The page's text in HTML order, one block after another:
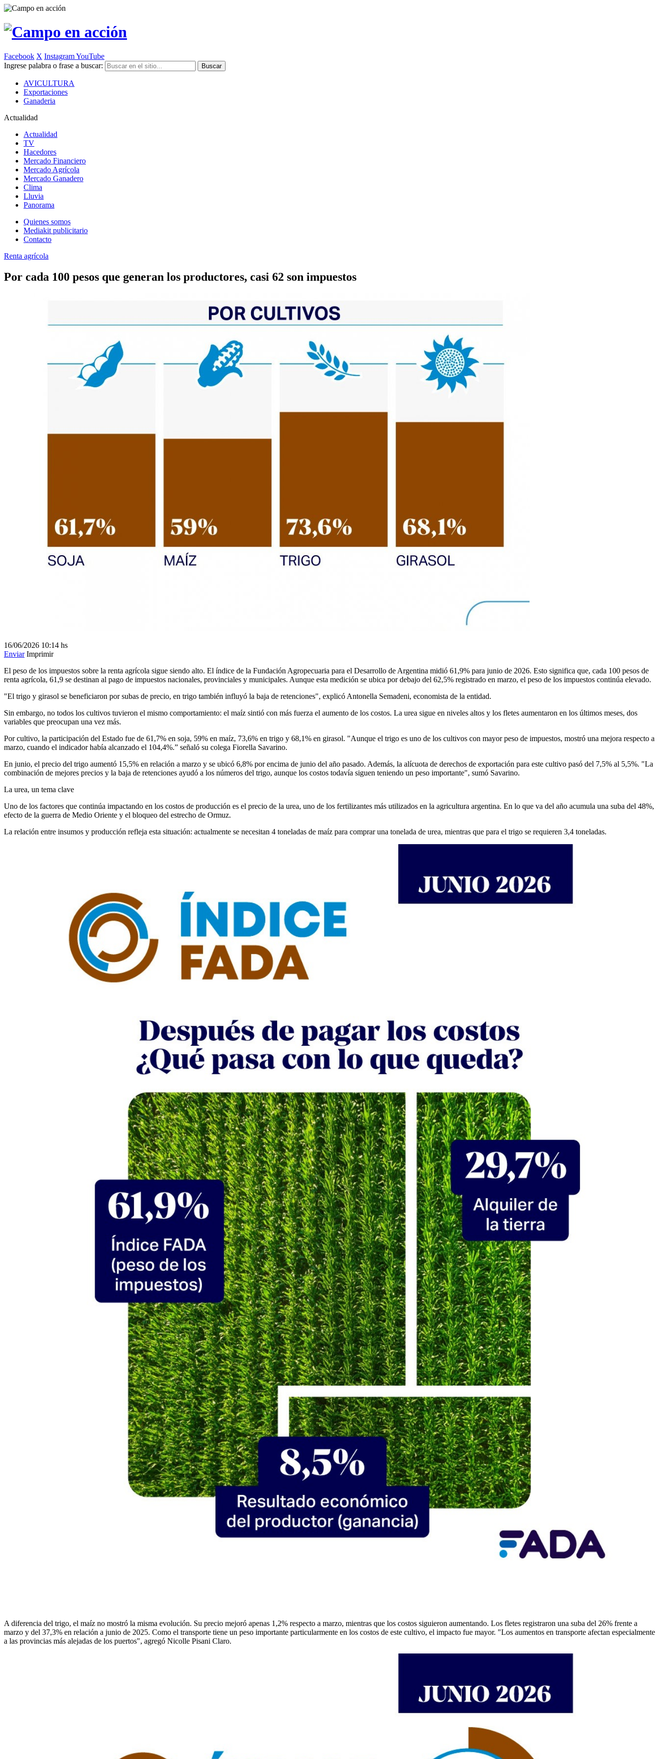
Facebook X InstagramYouTube
Ingrese palabra o frase a buscar:
AVICULTURA
Exportaciones
Ganaderia
Actualidad
Actualidad
TV
Hacedores
Mercado Financiero
Mercado Agrícola
Mercado Ganadero
Clima
Lluvia
Panorama
Quienes somos
Mediakit publicitario
Contacto
Renta agrícola
Por cada 100 pesos que generan los productores, casi 62 son impuestos
16/06/2026 10:14 hs
Enviar Imprimir
El peso de los impuestos sobre la renta agrícola sigue siendo alto. El índice de la Fundación Agropecuaria para el Desarrollo de Argentina midió 61,9% para junio de 2026. Esto significa que, cada 100 pesos de
renta agrícola, 61,9 se destinan al pago de impuestos nacionales, provinciales y municipales. Aunque esta medición se ubica por debajo del 62,5% registrado en marzo, el peso de los impuestos continúa elevado.
"El trigo y girasol se beneficiaron por subas de precio, en trigo también influyó la baja de retenciones", explicó Antonella Semadeni, economista de la entidad.
Sin embargo, no todos los cultivos tuvieron el mismo comportamiento: el maíz sintió con más fuerza el aumento de los costos. La urea sigue en niveles altos y los fletes aumentaron en los últimos meses, dos
variables que preocupan una vez más.
Por cultivo, la participación del Estado fue de 61,7% en soja, 59% en maíz, 73,6% en trigo y 68,1% en girasol. "Aunque el trigo es uno de los cultivos con mayor peso de impuestos, mostró una mejora respecto a
marzo, cuando el indicador había alcanzado el 104,4%.” señaló su colega Fiorella Savarino.
En junio, el precio del trigo aumentó 15,5% en relación a marzo y se ubicó 6,8% por encima de junio del año pasado. Además, la alícuota de derechos de exportación para este cultivo pasó del 7,5% al 5,5%. "La
combinación de mejores precios y la baja de retenciones ayudó a los números del trigo, aunque los costos todavía siguen teniendo un peso importante", sumó Savarino.
La urea, un tema clave
Uno de los factores que continúa impactando en los costos de producción es el precio de la urea, uno de los fertilizantes más utilizados en la agricultura argentina. En lo que va del año acumula una suba del 48%,
efecto de la guerra de Medio Oriente y el bloqueo del estrecho de Ormuz.
La relación entre insumos y producción refleja esta situación: actualmente se necesitan 4 toneladas de maíz para comprar una tonelada de urea, mientras que para el trigo se requieren 3,4 toneladas.
A diferencia del trigo, el maíz no mostró la misma evolución. Su precio mejoró apenas 1,2% respecto a marzo, mientras que los costos siguieron aumentando. Los fletes registraron una suba del 26% frente a
marzo y del 37,3% en relación a junio de 2025. Como el transporte tiene un peso importante particularmente en los costos de este cultivo, el impacto fue mayor. "Los aumentos en transporte afectan especialmente
a las provincias más alejadas de los puertos", agregó Nicolle Pisani Claro.